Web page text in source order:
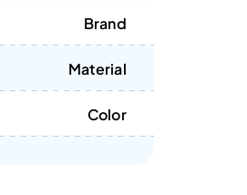
Brand
Material
Color